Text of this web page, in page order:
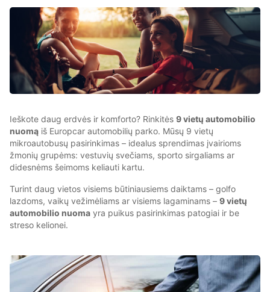
Ieškote daug erdvės ir komforto? Rinkitės 9 vietų automobilio
nuomą iš Europcar automobilių parko. Mūsų 9 vietų
mikroautobusų pasirinkimas – idealus sprendimas įvairioms
žmonių grupėms: vestuvių svečiams, sporto sirgaliams ar
didesnėms šeimoms keliauti kartu.
Turint daug vietos visiems būtiniausiems daiktams – golfo
lazdoms, vaikų vežimėliams ar visiems lagaminams – 9 vietų
automobilio nuoma yra puikus pasirinkimas patogiai ir be
streso kelionei.